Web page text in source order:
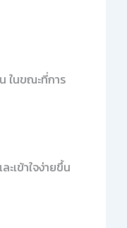
ในขณะที่การ
เข้าใจง่ายขึ้น